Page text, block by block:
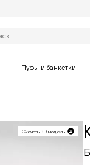
Пуфы и банкетки
Скачать 3D модель